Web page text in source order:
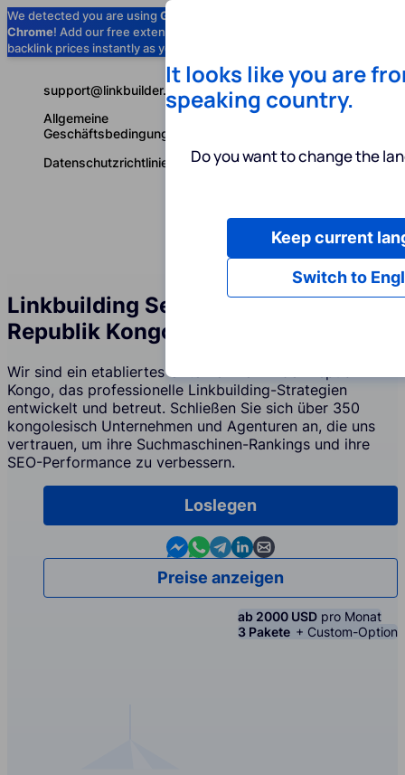
We detected you are using Google
Chrome! Add our free extension to check
backlink prices instantly as you browse.
Deutsch
support@linkbuilder.com
Allgemeine
Geschäftsbedingungen
Datenschutzrichtlinie
Linkbuilding Services Agentur in der
Republik Kongo
Wir sind ein etabliertes Unternehmen in der Republik
Kongo, das professionelle Linkbuilding-Strategien
entwickelt und betreut. Schließen Sie sich über 350
kongolesisch Unternehmen und Agenturen an, die uns
vertrauen, um ihre Suchmaschinen-Rankings und ihre
SEO-Performance zu verbessern.
Loslegen
Contact us in Messenger
Contact us in WhatsApp
Contact us in Telegram
Contact us in Linkedin
Contact us by email
Preise anzeigen
ab 2000 USD pro Monat
3 Pakete + Custom-Option
It looks like you are
speaking country.
Do you want to change the
Switch to
Keep current